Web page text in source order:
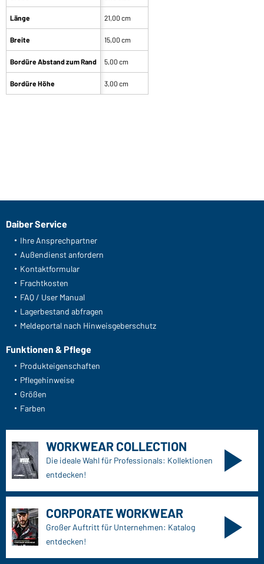
Länge
Breite
Bordüre Abstand zum Rand
Bordüre Höhe
21,00 cm
15,00 cm
5,00 cm
3,00 cm
Daiber Service
Ihre Ansprechpartner
Außendienst anfordern
Kontaktformular
Frachtkosten
FAQ / User Manual
Lagerbestand abfragen
Meldeportal nach Hinweisgeberschutz
Funktionen & Pflege
Produkteigenschaften
Pflegehinweise
Größen
Farben
WORKWEAR COLLECTION
Die ideale Wahl für Professionals: Kollektionen
entdecken!
CORPORATE WORKWEAR
Großer Auftritt für Unternehmen: Katalog
entdecken!